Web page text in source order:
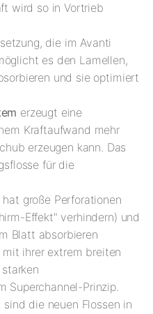
wird so in Vortrieb
die im Avanti
es den Lamellen,
und sie optimiert
erzeugt eine
Kraftaufwand mehr
erzeugen kann. Das
für die
große Perforationen
Effekt" verhindern) und
Blatt absorbieren
ihrer extrem breiten
Superchannel-Prinzip.
die neuen Flossen in